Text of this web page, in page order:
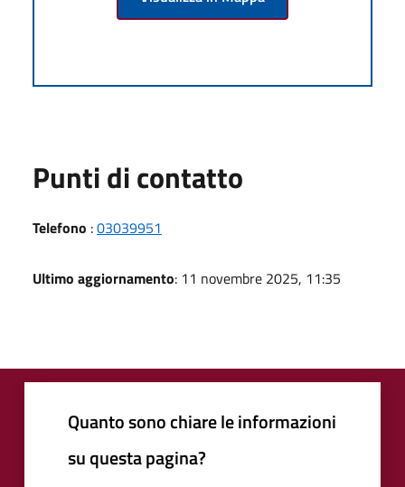
Punti di contatto
Telefono :03039951
Ultimo aggiornamento: 11 novembre 2025, 11:35
Quanto sono chiare le informazioni
su questa pagina?